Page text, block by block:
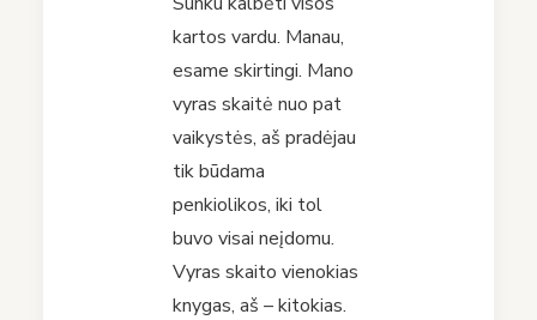
kartos vardu. Manau,
esame skirtingi. Mano
vyras skaitė nuo pat
vaikystės, aš pradėjau
tik būdama
penkiolikos, iki tol
buvo visai neįdomu.
Vyras skaito vienokias
knygas, aš – kitokias.